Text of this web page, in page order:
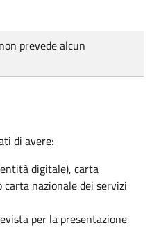
prevede alcun
di avere:
digitale), carta
carta nazionale dei servizi
per la presentazione